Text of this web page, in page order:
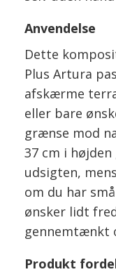
Anvendelse
Dette
Plus Artura
afskærme
eller bare
grænse mod
37 cm i
udsigten,
om du har
ønsker lidt
gennemtænkt
Produkt